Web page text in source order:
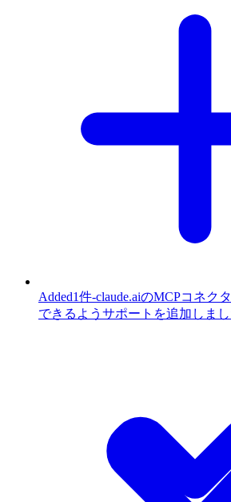
Added1件-claude.aiのMCPコネク
できるようサポートを追加しまし